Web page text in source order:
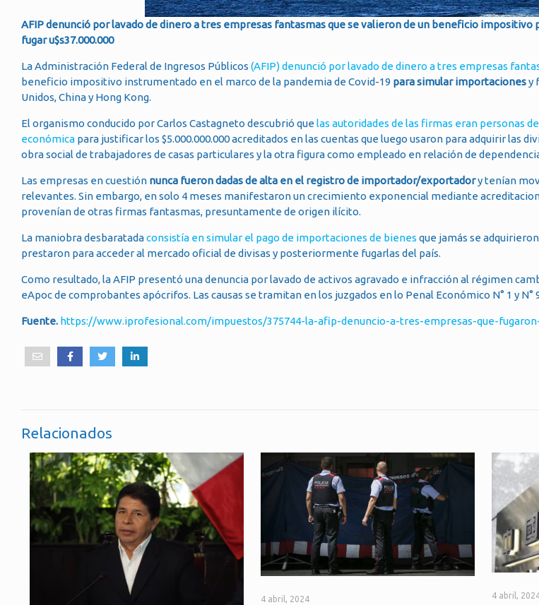
AFIP denunció por lavado de dinero a tres empresas fantasmas que se valieron de un beneficio impositivo
fugar u$s37.000.000
La Administración Federal de Ingresos Públicos (AFIP) denunció por lavado de dinero a tres empresas
beneficio impositivo instrumentado en el marco de la pandemia de Covid-19 para simular importacionesy
Unidos, China y Hong Kong.
El organismo conducido por Carlos Castagneto descubrió quelas autoridades de las firmas eran personas
económica para justificar los $5.000.000.000 acreditados en las cuentas que luego usaron para adquirir las
obra social de trabajadores de casas particulares y la otra figura como empleado en relación de
Las empresas en cuestión nunca fueron dadas de alta en el registro de importador/exportadory tenían
relevantes. Sin embargo, en solo 4 meses manifestaron un crecimiento exponencial mediante
provenían de otras firmas fantasmas, presuntamente de origen ilícito.
La maniobra desbaratadaconsistía en simular el pago de importaciones de bienes que jamás se
prestaron para acceder al mercado oficial de divisas y posteriormente fugarlas del país.
Como resultado, la AFIP presentó una denuncia por lavado de activos agravado e infracción al régimen
eApoc de comprobantes apócrifos. Las causas se tramitan en los juzgados en lo Penal Económico N° 1 y N°
Fuente. https://www.iprofesional.com/impuestos/375744-la-afip-denuncio-a-tres-empresas-que-
Relacionados
4 abril, 2024 4 abril,